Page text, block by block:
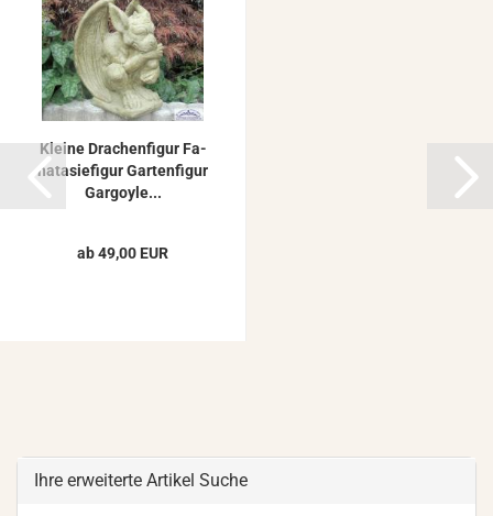
Klei­ne Dra­chen­fi­gur Fa­
na­ta­sie­fi­gur Gar­ten­fi­gur
Gar­go­yle...
ab 49,00 EUR
Ihre erweiterte Artikel Suche